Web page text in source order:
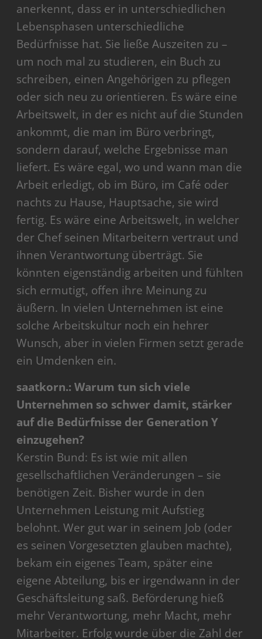
anerkennt, dass er in unterschiedlichen
Lebensphasen unterschiedliche
Bedürfnisse hat. Sie ließe Auszeiten zu –
um noch mal zu studieren, ein Buch zu
schreiben, einen Angehörigen zu pflegen
oder sich neu zu orientieren. Es wäre eine
Arbeitswelt, in der es nicht auf die Stunden
ankommt, die man im Büro verbringt,
sondern darauf, welche Ergebnisse man
liefert. Es wäre egal, wo und wann man die
Arbeit erledigt, ob im Büro, im Café oder
nachts zu Hause, Hauptsache, sie wird
fertig. Es wäre eine Arbeitswelt, in welcher
der Chef seinen Mitarbeitern vertraut und
ihnen Verantwortung überträgt. Sie
könnten eigenständig arbeiten und fühlten
sich ermutigt, offen ihre Meinung zu
äußern. In vielen Unternehmen ist eine
solche Arbeitskultur noch ein hehrer
Wunsch, aber in vielen Firmen setzt gerade
ein Umdenken ein.
saatkorn.: Warum tun sich viele
Unternehmen so schwer damit, stärker
auf die Bedürfnisse der Generation Y
einzugehen?
Kerstin Bund: Es ist wie mit allen
gesellschaftlichen Veränderungen – sie
benötigen Zeit. Bisher wurde in den
Unternehmen Leistung mit Aufstieg
belohnt. Wer gut war in seinem Job (oder
es seinen Vorgesetzten glauben machte),
bekam ein eigenes Team, später eine
eigene Abteilung, bis er irgendwann in der
Geschäftsleitung saß. Beförderung hieß
mehr Verantwortung, mehr Macht, mehr
Mitarbeiter. Erfolg wurde über die Zahl der